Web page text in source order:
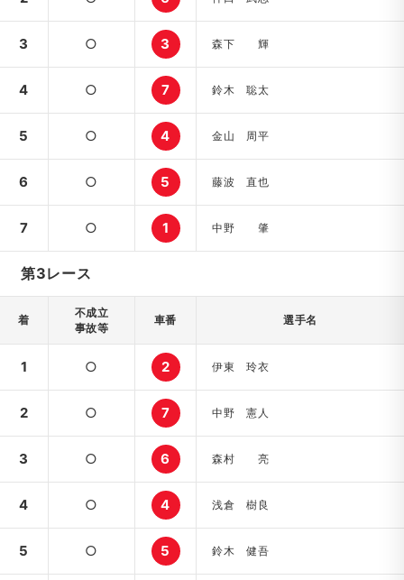
3 ○ 3 森下 輝
4 ○ 7 鈴木 聡太
5 ○ 4 金山 周平
6 ○ 5 藤波 直也
7 ○ 1 中野 肇
第3レース
着
不成立
事故等
車番 選手名
1 ○ 2 伊東 玲衣
2 ○ 7 中野 憲人
3 ○ 6 森村 亮
4 ○ 4 浅倉 樹良
5 ○ 5 鈴木 健吾